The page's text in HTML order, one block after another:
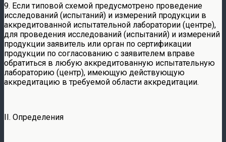
9. Если типовой схемой предусмотрено проведение
исследований (испытаний) и измерений продукции в
аккредитованной испытательной лаборатории (центре),
для проведения исследований (испытаний) и измерений
продукции заявитель или орган по сертификации
продукции по согласованию с заявителем вправе
обратиться в любую аккредитованную испытательную
лабораторию (центр), имеющую действующую
аккредитацию в требуемой области аккредитации.
II. Определения